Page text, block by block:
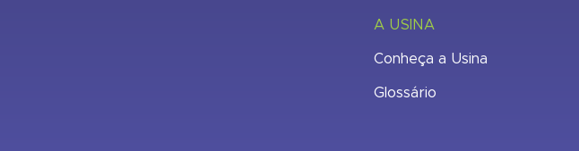
A USINA
Conheça a Usina
Glossário